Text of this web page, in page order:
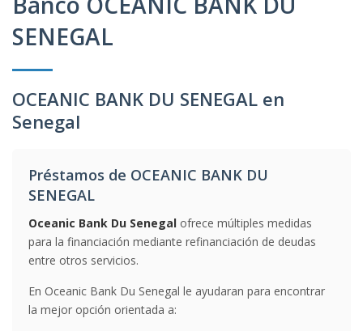
SENEGAL
OCEANIC BANK DU SENEGAL en
Senegal
Préstamos de OCEANIC BANK DU
SENEGAL
Oceanic Bank Du Senegal ofrece múltiples medidas
para la financiación mediante refinanciación de deudas
entre otros servicios.
En Oceanic Bank Du Senegal le ayudaran para encontrar
la mejor opción orientada a: